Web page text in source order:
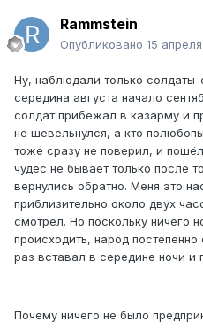
Rammstein
Опубликовано 15
Ну, наблюдали только
середина августа начало
солдат прибежал в казарму и
не шевельнулся, а кто
тоже сразу не поверил, и
чудес не бывает только после
вернулись обратно. Меня это
приблизительно около двух
смотрел. Но поскольку ничего
происходить, народ
раз вставал в середине ночи и
Почему ничего не было